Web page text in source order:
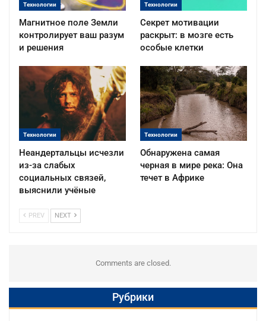
Технологии
Магнитное поле Земли
контролирует ваш разум
и решения
Технологии
Секрет мотивации
раскрыт: в мозге есть
особые клетки
Технологии
Неандертальцы исчезли
из-за слабых
социальных связей,
выяснили учёные
Технологии
Обнаружена самая
черная в мире река: Она
течет в Африке
PREV NEXT
Comments are closed.
Рубрики